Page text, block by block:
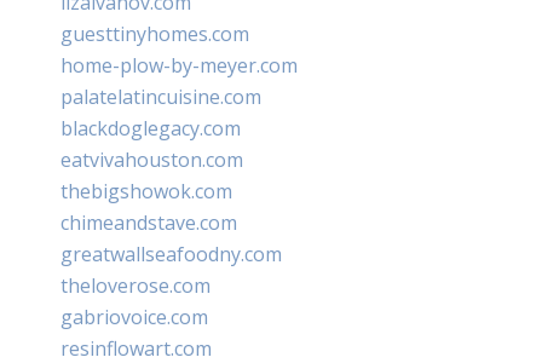
guesttinyhomes.com
home-plow-by-meyer.com
palatelatincuisine.com
blackdoglegacy.com
eatvivahouston.com
thebigshowok.com
chimeandstave.com
greatwallseafoodny.com
theloverose.com
gabriovoice.com
resinflowart.com